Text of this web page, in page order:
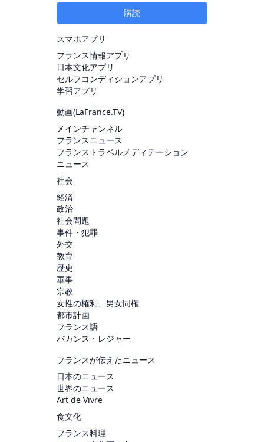
購読
スマホアプリ
フランス情報アプリ
日本文化アプリ
セルフコンディションアプリ
学習アプリ
動画(LaFrance.TV)
メインチャンネル
フランスニュース
フランストラベルメディテーション
ニュース
社会
経済
政治
社会問題
事件・犯罪
外交
教育
歴史
軍事
宗教
女性の権利、男女同権
都市計画
フランス語
バカンス・レジャー
フランスが伝えたニュース
日本のニュース
世界のニュース
Art de Vivre
食文化
フランス料理